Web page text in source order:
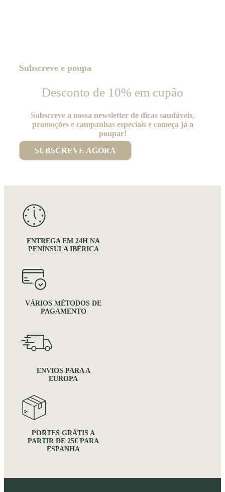
Subscreve e poupa
Desconto de 10% em cupão
Subscreve a nossa newsletter de dicas saudáveis,
promoções e campanhas especiais e começa já a
poupar!
SUBSCREVE AGORA
ENTREGA EM 24H NA
PENÍNSULA IBÉRICA
VÁRIOS MÉTODOS DE
PAGAMENTO
ENVIOS PARA A
EUROPA
PORTES GRÁTIS A
PARTIR DE 25€ PARA
ESPANHA